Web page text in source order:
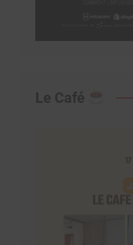
Le Café